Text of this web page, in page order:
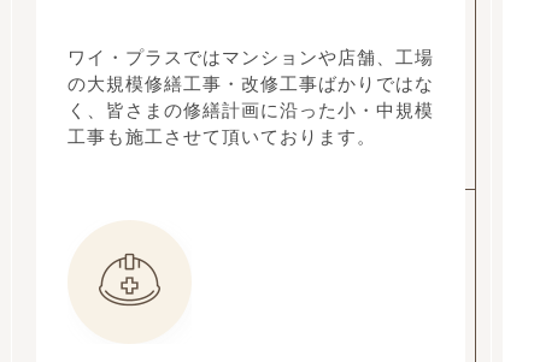
ワイ・プラスではマンションや店舗、工場
の大規模修繕工事・改修工事ばかりではな
く、皆さまの修繕計画に沿った小・中規模
工事も施工させて頂いております。